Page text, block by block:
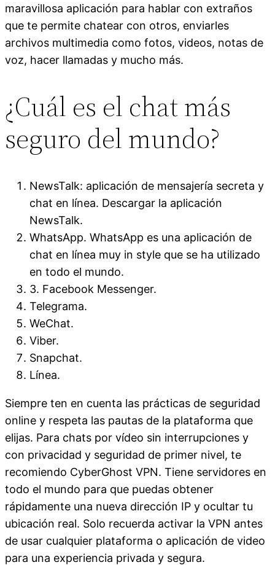
maravillosa aplicación para hablar con extraños
que te permite chatear con otros, enviarles
archivos multimedia como fotos, videos, notas de
voz, hacer llamadas y mucho más.
¿Cuál es el chat más
seguro del mundo?
NewsTalk: aplicación de mensajería secreta y
chat en línea. Descargar la aplicación
NewsTalk.
WhatsApp. WhatsApp es una aplicación de
chat en línea muy in style que se ha utilizado
en todo el mundo.
3. Facebook Messenger.
Telegrama.
WeChat.
Viber.
Snapchat.
Línea.
Siempre ten en cuenta las prácticas de seguridad
online y respeta las pautas de la plataforma que
elijas. Para chats por vídeo sin interrupciones y
con privacidad y seguridad de primer nivel, te
recomiendo CyberGhost VPN. Tiene servidores en
todo el mundo para que puedas obtener
rápidamente una nueva dirección IP y ocultar tu
ubicación real. Solo recuerda activar la VPN antes
de usar cualquier plataforma o aplicación de video
para una experiencia privada y segura.